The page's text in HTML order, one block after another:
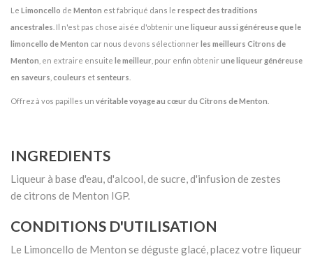
Le Limoncello de Menton est fabriqué dans le respect des traditions
ancestrales . Il n'est pas chose aisée d'obtenir une liqueur aussi généreuse que le
limoncello de Menton car nous devons sélectionner les meilleurs Citrons de
Menton , en extraire ensuite le meilleur , pour enfin obtenir une liqueur généreuse
en saveurs couleurs et senteurs
Offrez à vos papilles un véritable voyage au cœur du Citrons de Menton
INGREDIENTS
Liqueur à base d'eau, d'alcool, de sucre, d'infusion de zestes
de citrons de Menton IGP.
CONDITIONS D'UTILISATION
Le Limoncello de Menton se déguste glacé, placez votre liqueur